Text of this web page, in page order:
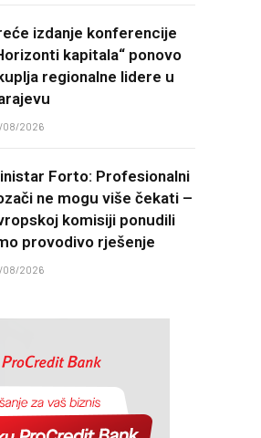
izdanje konferencije
kapitala“ ponovo
regionalne lidere u
08/2026
Forto: Profesionalni
ne mogu više čekati –
komisiji ponudili
provodivo rješenje
08/2026